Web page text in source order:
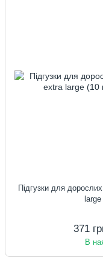
Підгузки для
371
В